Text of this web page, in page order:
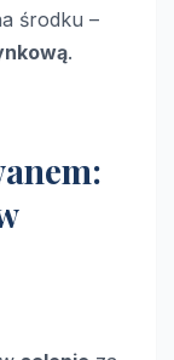
środku –
.